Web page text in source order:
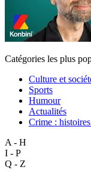
Catégories les plus
Culture et
Sports
Humour
Actualités
Crime :
A - H
I - P
Q - Z